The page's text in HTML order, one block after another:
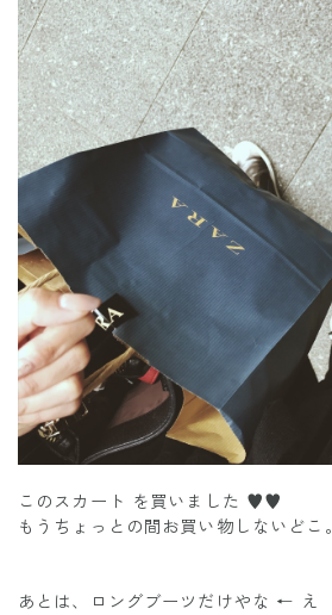
このスカート を買いました ♥️♥️
もうちょっとの間お買い物しないどこ
あとは、ロングブーツだけやな ← え